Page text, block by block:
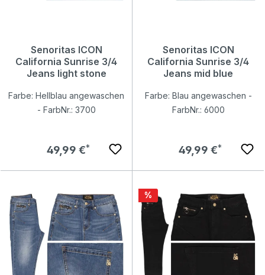
Senoritas ICON
California Sunrise 3/4
Jeans light stone
Farbe: Hellblau angewaschen
- FarbNr.: 3700
Regulärer Preis:
49,99 €
Senoritas ICON
California Sunrise 3/4
Jeans mid blue
Farbe: Blau angewaschen -
FarbNr.: 6000
Regulärer Preis:
49,99 €
Rabatt
%